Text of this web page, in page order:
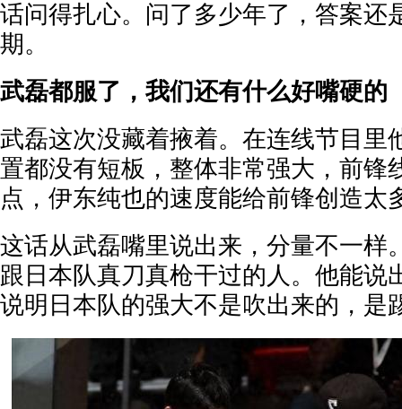
话问得扎心。问了多少年了，答案
期。
武磊都服了，我们还有什么好嘴硬的
武磊这次没藏着掖着。在连线节目里
置都没有短板，整体非常强大，前锋
点，伊东纯也的速度能给前锋创造太
这话从武磊嘴里说出来，分量不一样
跟日本队真刀真枪干过的人。他能说
说明日本队的强大不是吹出来的，是